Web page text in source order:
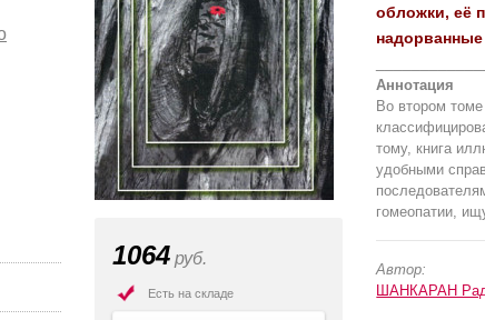
1064 руб.
Есть на складе
обложки, её
Аннотация
Во втором
тому, книга
удобными
гомеопатии,
Автор:
ШАНКАРАН